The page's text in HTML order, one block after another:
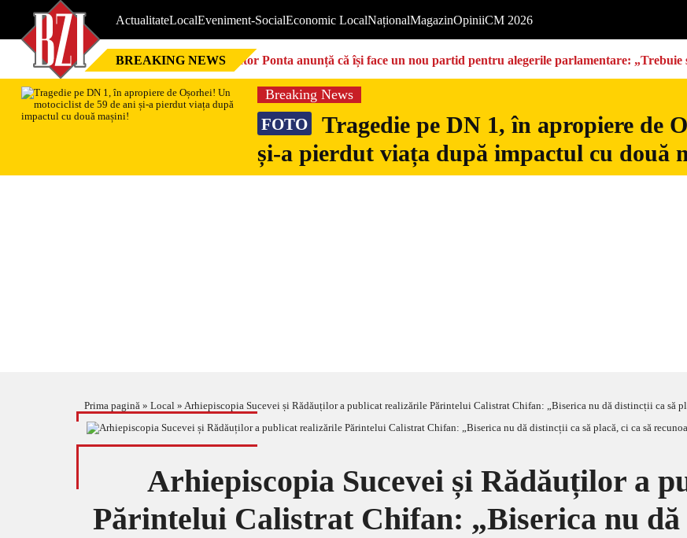
ActualitateLocalEveniment-SocialEconomic LocalNaționalMagazinOpiniiCM 2026
BREAKING NEWS Victor Ponta anunță că își face un nou partid pentru alegerile parlamentare: „Trebuie
Breaking News
FOTO
Tragedie pe DN 1, în apropiere de
și-a pierdut viața după impactul cu două
Prima pagină » Local » Arhiepiscopia Sucevei și Rădăuților a publicat realizările Părintelui Calistrat Chifan: „Biserica nu dă distincții ca să
Arhiepiscopia Sucevei și Rădăuților a
Părintelui Calistrat Chifan: „Biserica nu dă